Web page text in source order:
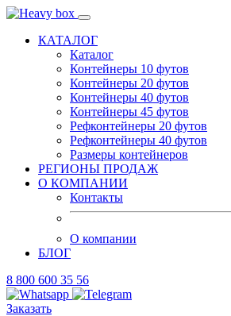
КАТАЛОГ
Каталог
Контейнеры 10 футов
Контейнеры 20 футов
Контейнеры 40 футов
Контейнеры 45 футов
Рефконтейнеры 20 футов
Рефконтейнеры 40 футов
Размеры контейнеров
РЕГИОНЫ ПРОДАЖ
О КОМПАНИИ
Контакты
О компании
БЛОГ
8 800 600 35 56
Заказать